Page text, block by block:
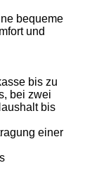
bequeme
und
bis zu
bei zwei
bis
einer